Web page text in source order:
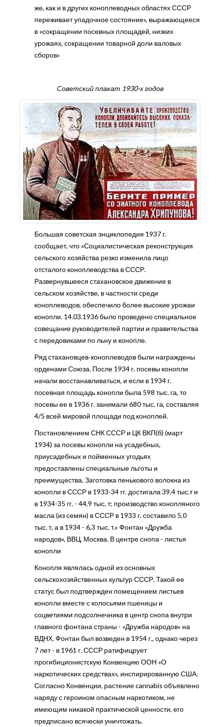
же, как и в других коноплеводных областях СССР
переживает упадочное состояние», выражающееся
в «сокращении посевных площадей, низких
урожаях, сокращении товарной доли валовых
сборов»
Советский плакат 1930-х годов
Большая советская энциклопедия 1937 г.
сообщает, что «Социалистическая реконструкция
сельского хозяйства резко изменила лицо
отсталого коноплеводства в СССР.
Развернувшееся стахановское движение в
сельском хозяйстве, в частности среди
коноплеводов, обеспечило более высокие урожаи
конопли. 14.03.1936 было проведено специальное
совещание руководителей партии и правительства
с передовиками по льну и конопле.
Ряд стахановцев-коноплеводов были награждены
орденами Союза. После 1934 г. посевы конопли
начали восстанавливаться, и если в 1934 г.
посевная площадь конопли была 598 тыс. га, то
посевы ее в 1936 г. занимали 680 тыс. га, составляя
4/5 всей мировой площади под коноплей.
Постановлением СНК СССР и ЦК ВКП(б) (март
1934) за посевы конопли на усадебных,
приусадебных и пойменных угодьях
предоставлены специальные льготы и
преимущества. Заготовка пенькового волокна из
конопли в СССР в 1933-34 гг. достигала 39,4 тыс.т и
в 1934-35 гг. - 44,9 тыс. т; производство конопляного
масла (из семян) в СССР в 1933 г. составило 5,0
тыс. т, а в 1934 - 6,3 тыс. т.» Фонтан «Дружба
народов», ВВЦ, Москва. В центре снопа - листья
конопли
Конопля являлась одной из основных
сельскохозяйственных культур СССР. Такой ее
статус был подтвержден помещением листьев
конопли вместе с колосьями пшеницы и
соцветиями подсолнечника в центр снопа внутри
главного фонтана страны - «Дружба народов» на
ВДНХ. Фонтан был возведен в 1954 г., однако через
7 лет - в 1961 г. СССР ратифицрует
прогибиционистскую Конвенцию ООН «О
наркотических средствах», инспирированную США.
Согласно Конвенции, растение cannabis объявлено
наряду с героином опасным наркотиком, не
имеющим никакой практической ценности, его
предписано всячески уничтожать.